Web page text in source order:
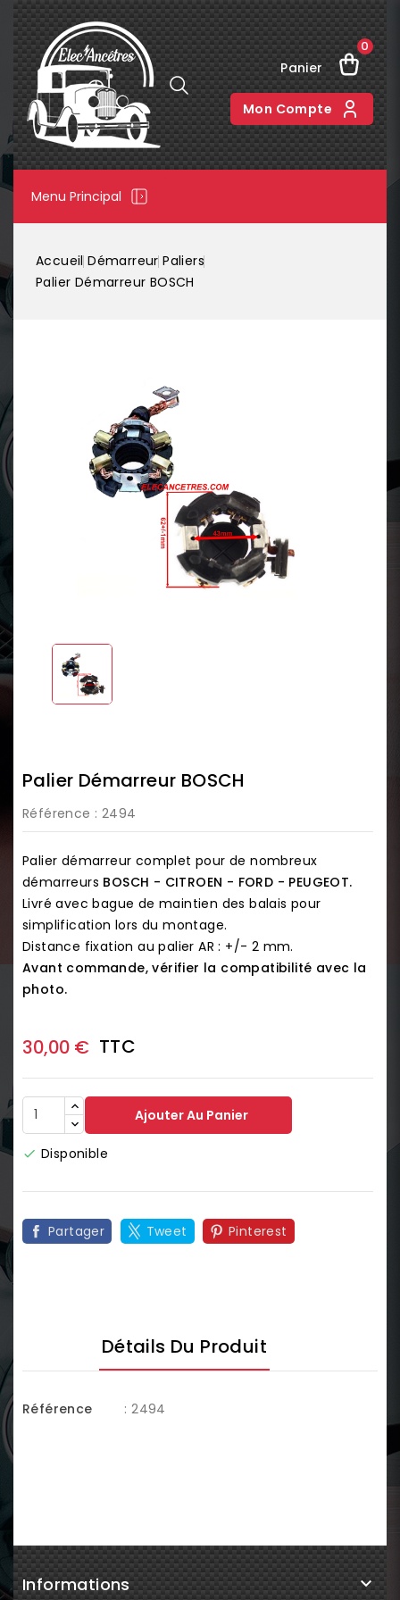
Panier
0
Mon Compte
Menu Principal
Accueil Démarreur Paliers
Palier Démarreur BOSCH
Palier Démarreur BOSCH
Référence : 2494
Palier démarreur complet pour de nombreux
démarreurs BOSCH - CITROEN - FORD - PEUGEOT.
Livré avec bague de maintien des balais pour
simplification lors du montage.
Distance fixation au palier AR : +/- 2 mm.
Avant commande, vérifier la compatibilité avec la
photo.
30,00 € TTC
Ajouter Au Panier
 Disponible
Partager Tweet Pinterest
Détails Du Produit
Référence : 2494
Informations 